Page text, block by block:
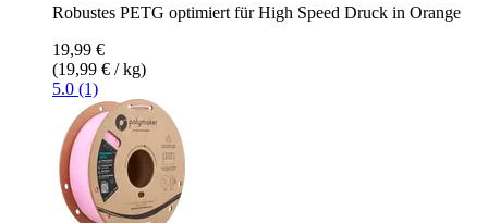
Robustes PETG optimiert für High Speed Druck in Orange
19,99 €
(19,99 € / kg)
5.0 (1)